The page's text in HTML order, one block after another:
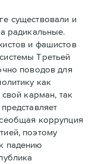
существовали и
радикальные.
и фашистов
Третьей
поводов для
как
карман, так
коррупция
поэтому
падению